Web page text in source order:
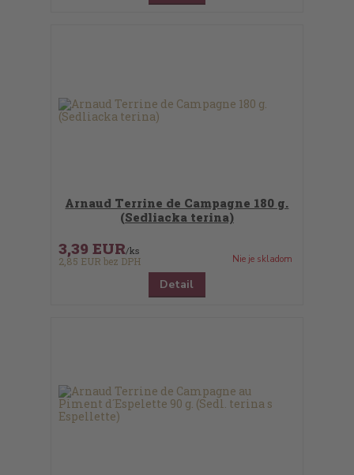
Arnaud Terrine de Campagne 180 g.
(Sedliacka terina)
3,39 EUR/ks
2,85 EUR bez DPH Nie je skladom
Detail